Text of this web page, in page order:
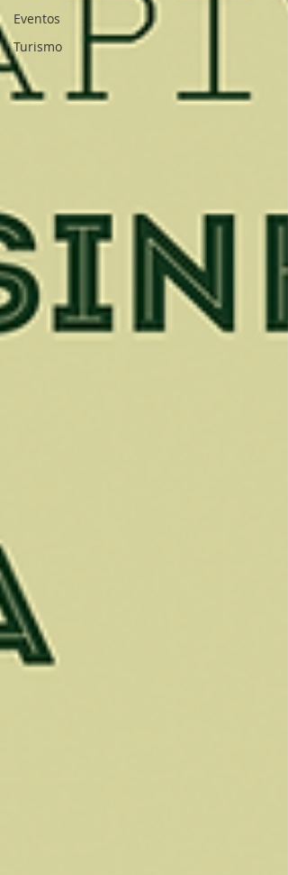
Eventos
Turismo